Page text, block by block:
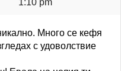
1:10 pm
Много се кефя
с удоволствие